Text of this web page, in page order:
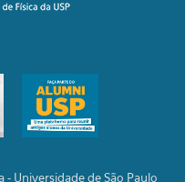
- Universidade de São Paulo